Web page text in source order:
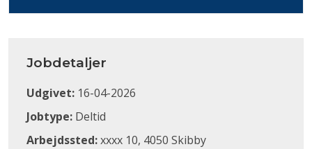
Jobdetaljer
Udgivet: 16-04-2026
Jobtype: Deltid
Arbejdssted:xxxx 10, 4050 Skibby